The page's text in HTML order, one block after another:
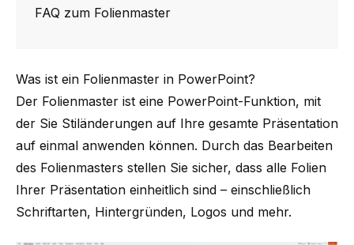
FAQ zum Folienmaster
Was ist ein Folienmaster in PowerPoint?
Der Folienmaster ist eine PowerPoint-Funktion, mit
der Sie Stiländerungen auf Ihre gesamte Präsentation
auf einmal anwenden können. Durch das Bearbeiten
des Folienmasters stellen Sie sicher, dass alle Folien
Ihrer Präsentation einheitlich sind – einschließlich
Schriftarten, Hintergründen, Logos und mehr.